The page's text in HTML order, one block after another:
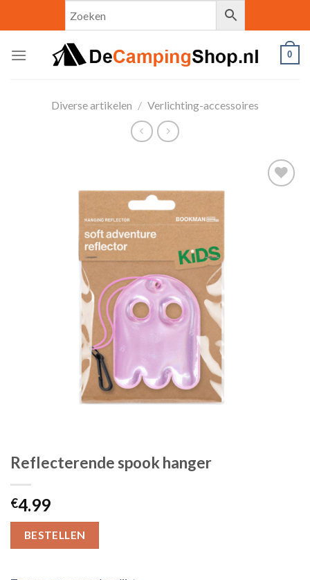
0
Diverse artikelen / Verlichting-accessoires
Reflecterende spook hanger
€4.99
BESTELLEN